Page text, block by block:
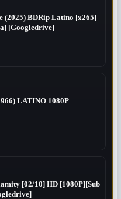
(2025) BDRip Latino [x265]
[Googledrive]
LATINO 1080P
[02/10] HD [1080P][Sub